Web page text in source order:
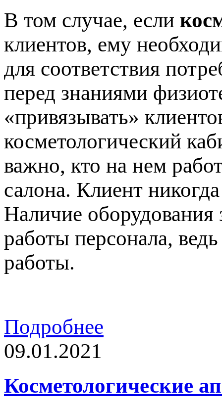
В том случае, если
клиентов, ему
для соответствия
перед знаниями
«привязывать»
косметологический
важно, кто на нем
салона. Клиент
Наличие оборудования
работы персонала,
работы.
Подробнее
09.01.2021
Косметологические